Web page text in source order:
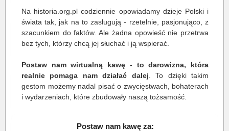
Na historia.org.pl codziennie opowiadamy dzieje Polski i
świata tak, jak na to zasługują - rzetelnie, pasjonująco, z
szacunkiem do faktów. Ale żadna opowieść nie przetrwa
bez tych, którzy chcą jej słuchać i ją wspierać.
Postaw nam wirtualną kawę - to darowizna, która
realnie pomaga nam działać dalej . To dzięki takim
gestom możemy nadal pisać o zwycięstwach, bohaterach
i wydarzeniach, które zbudowały naszą tożsamość.
Postaw nam kawę za: